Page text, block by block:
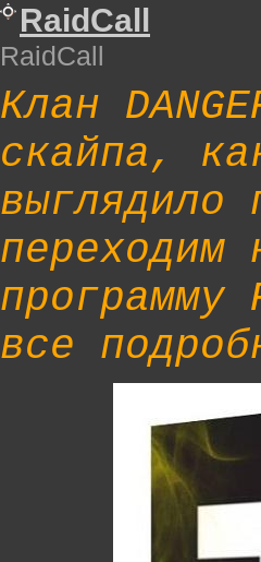
RaidCall
RaidCall
Клан
скайпа,
выглядило
переходим
все